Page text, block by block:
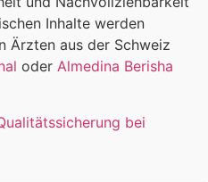
Inhalte werden
Ärzten aus der Schweiz
oder Almedina Berisha
bei